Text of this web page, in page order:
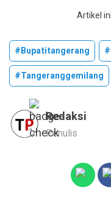
Artikel
#bupatitangerang
#tangeranggemilang
Redaksi
Penulis